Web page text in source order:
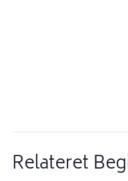
Relateret